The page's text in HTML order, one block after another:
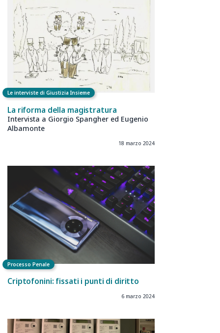
Le interviste di Giustizia Insieme
La riforma della magistratura
Intervista a Giorgio Spangher ed Eugenio
Albamonte
18 marzo 2024
Processo Penale
Criptofonini: fissati i punti di diritto
6 marzo 2024